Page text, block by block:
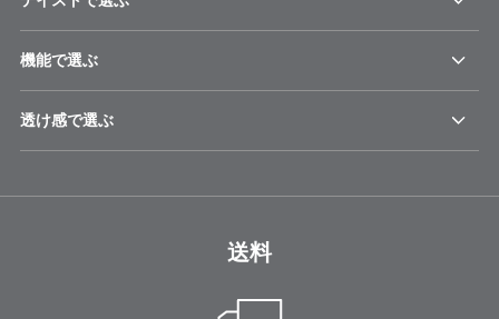
機能で選ぶ
透け感で選ぶ
送料